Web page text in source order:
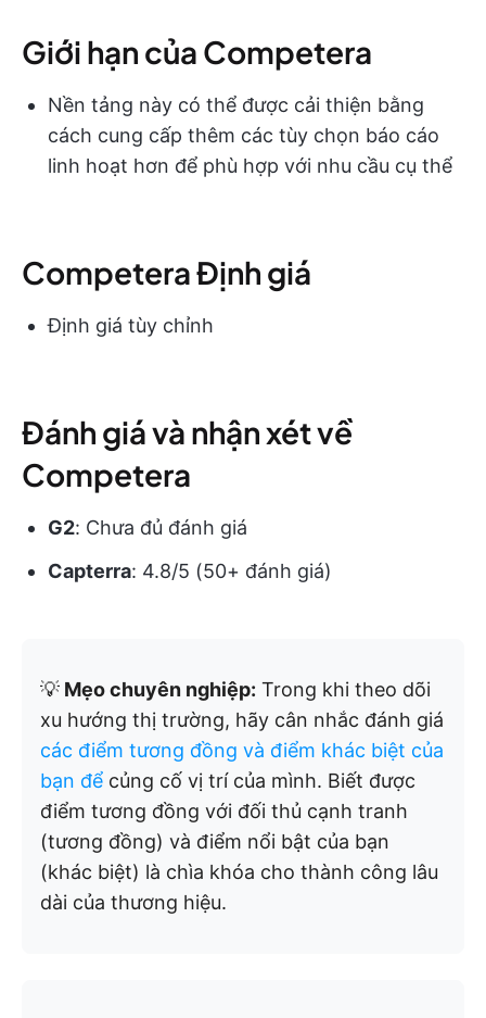
Giới hạn của Competera
Nền tảng này có thể được cải thiện bằng
cách cung cấp thêm các tùy chọn báo cáo
linh hoạt hơn để phù hợp với nhu cầu cụ thể
Competera Định giá
Định giá tùy chỉnh
Đánh giá và nhận xét về
Competera
G2: Chưa đủ đánh giá
Capterra: 4.8/5 (50+ đánh giá)
💡 Mẹo chuyên nghiệp: Trong khi theo dõi
xu hướng thị trường, hãy cân nhắc đánh giá
các điểm tương đồng và điểm khác biệt của
bạn để củng cố vị trí của mình. Biết được
điểm tương đồng với đối thủ cạnh tranh
(tương đồng) và điểm nổi bật của bạn
(khác biệt) là chìa khóa cho thành công lâu
dài của thương hiệu.